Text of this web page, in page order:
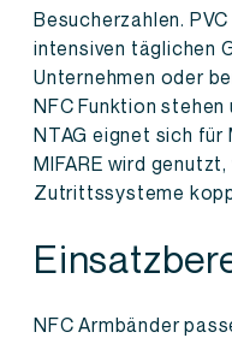
Besucherzahlen.
intensiven täglichen
Unternehmen oder
NFC Funktion
NTAG eignet sich
MIFARE wird
Zutrittssysteme
NFC Armbänder